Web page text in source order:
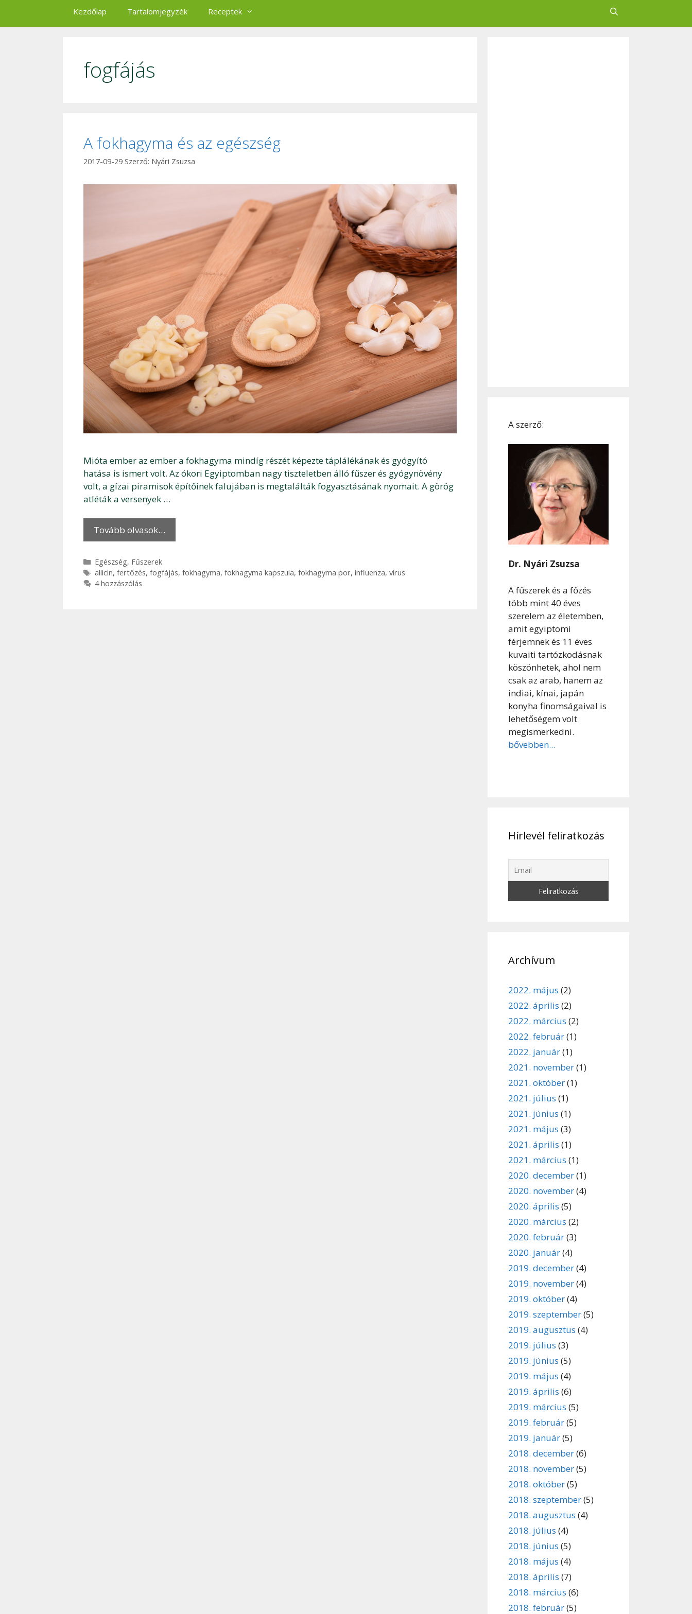
Kezdőlap Tartalomjegyzék Receptek
fogfájás
A fokhagyma és az egészség
2017-09-29 Szerző: Nyári Zsuzsa
Mióta ember az ember a fokhagyma mindíg részét képezte táplálékának és gyógyító
hatása is ismert volt. Az ókori Egyiptomban nagy tiszteletben álló fűszer és gyógynövény
volt, a gízai piramisok építőinek falujában is megtalálták fogyasztásának nyomait. A görög
atléták a versenyek …
Tovább olvasok…
Kategória
Egészség, Fűszerek
Címkék
allicin, fertőzés, fogfájás, fokhagyma, fokhagyma kapszula, fokhagyma por, influenza, vírus
4 hozzászólás
A szerző:
Dr. Nyári Zsuzsa
A fűszerek és a főzés
több mint 40 éves
szerelem az életemben,
amit egyiptomi
férjemnek és 11 éves
kuvaiti tartózkodásnak
köszönhetek, ahol nem
csak az arab, hanem az
indiai, kínai, japán
konyha finomságaival is
lehetőségem volt
megismerkedni.
bővebben...
Hírlevél feliratkozás
Archívum
2022. május (2)
2022. április (2)
2022. március (2)
2022. február(1)
2022. január(1)
2021. november(1)
2021. október(1)
2021. július (1)
2021. június (1)
2021. május (3)
2021. április (1)
2021. március (1)
2020. december(1)
2020. november(4)
2020. április (5)
2020. március (2)
2020. február(3)
2020. január(4)
2019. december(4)
2019. november(4)
2019. október(4)
2019. szeptember(5)
2019. augusztus (4)
2019. július (3)
2019. június (5)
2019. május (4)
2019. április (6)
2019. március (5)
2019. február(5)
2019. január(5)
2018. december(6)
2018. november(5)
2018. október(5)
2018. szeptember(5)
2018. augusztus (4)
2018. július (4)
2018. június (5)
2018. május (4)
2018. április (7)
2018. március (6)
2018. február(5)